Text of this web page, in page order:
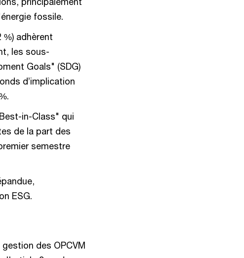
fossile.
adhèrent
les sous-
Goals" (SDG)
d’implication
in-Class" qui
de la part des
semestre
ESG.
des OPCVM